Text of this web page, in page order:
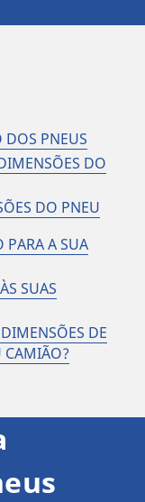
PNEUS
DO
DO PNEU
PARA A SUA
SUAS
DE
CAMIÃO?